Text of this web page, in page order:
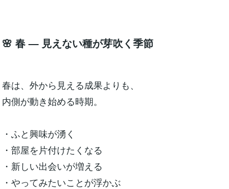
🌸 春 ― 見えない種が芽吹く季節
春は、外から見える成果よりも、
内側が動き始める時期。
・ふと興味が湧く
・部屋を片付けたくなる
・新しい出会いが増える
・やってみたいことが浮かぶ